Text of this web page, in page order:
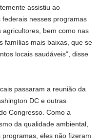
assistiu ao
federais nesses programas
bem como nas
famílias mais baixas, que se
locais saudáveis”, disse
passaram a reunião da
DC e outras
Congresso. Como a
da qualidade ambiental,
eles não fizeram